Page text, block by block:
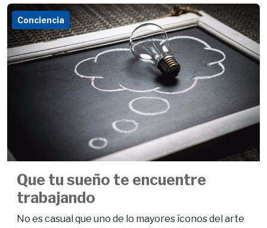
Conciencia
Que tu sueño te encuentre
trabajando
No es casual que uno de lo mayores íconos del arte